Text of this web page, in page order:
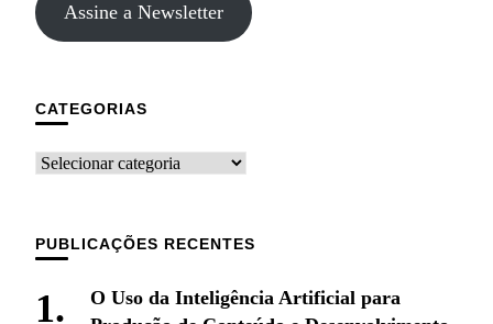
Assine a Newsletter
CATEGORIAS
PUBLICAÇÕES RECENTES
O Uso da Inteligência Artificial para